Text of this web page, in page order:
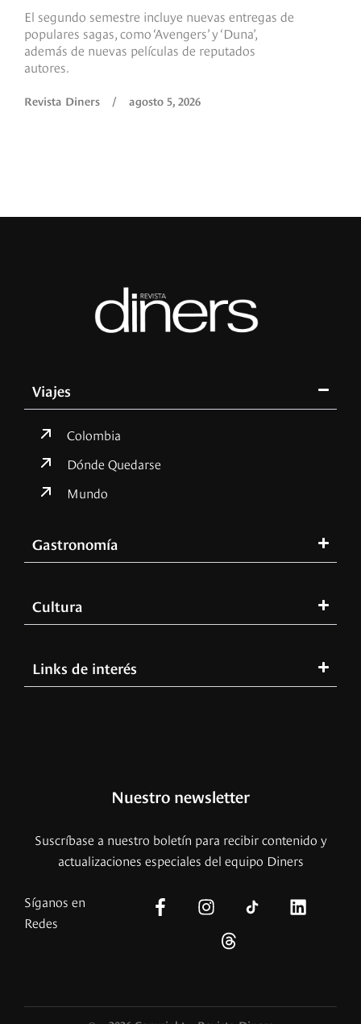
El segundo semestre incluye nuevas entregas de
populares sagas, como ‘Avengers’ y ‘Duna’,
además de nuevas películas de reputados
autores.
Revista Diners / agosto 5, 2026
Viajes
Colombia
Dónde Quedarse
Mundo
Gastronomía
Cultura
Links de interés
Nuestro newsletter
Suscríbase a nuestro boletín para recibir contenido y
actualizaciones especiales del equipo Diners
Síganos en
Redes